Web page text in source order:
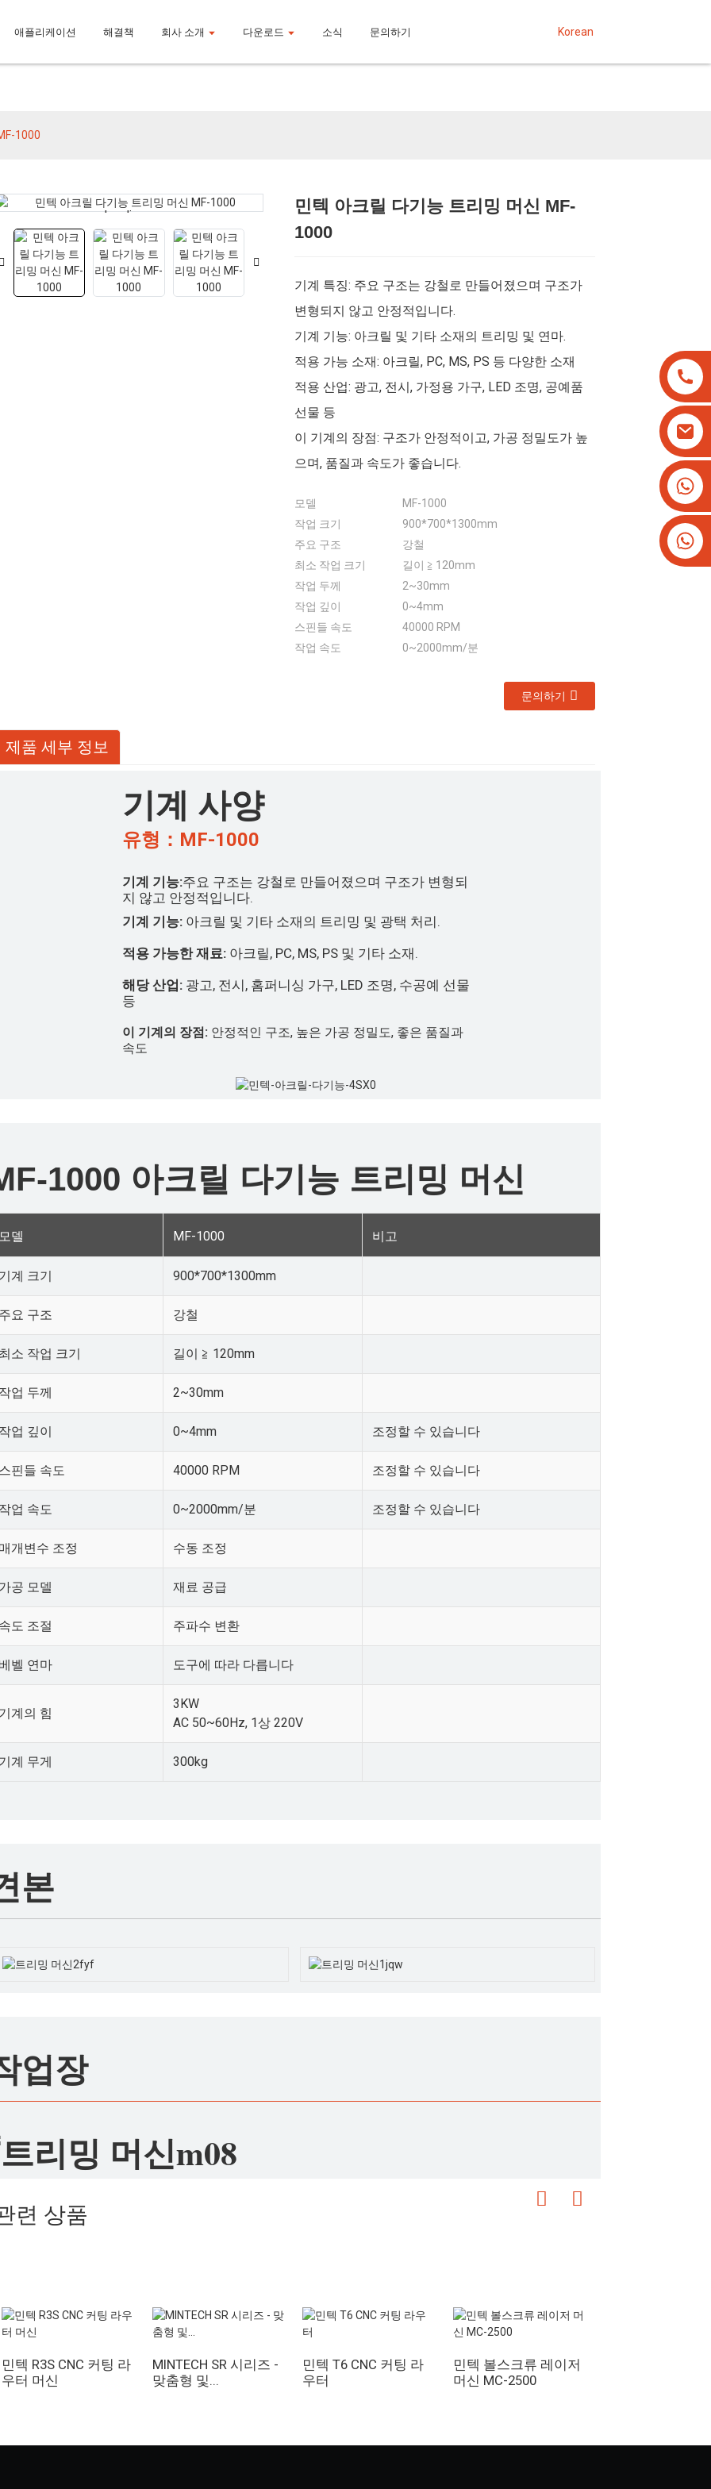
애플리케이션 해결책 회사 소개 다운로드 소식 문의하기 Korean
제품
1000
Loading...
Loading... Loading...
Loading...
민텍 아크릴 다기능 트리밍 머신 MF-
1000
기계 특징: 주요 구조는 강철로 만들어졌으며 구조가
변형되지 않고 안정적입니다.
기계 기능: 아크릴 및 기타 소재의 트리밍 및 연마.
적용 가능 소재: 아크릴, PC, MS, PS 등 다양한 소재
적용 산업: 광고, 전시, 가정용 가구, LED 조명, 공예품
선물 등
이 기계의 장점: 구조가 안정적이고, 가공 정밀도가 높
으며, 품질과 속도가 좋습니다.
모델
MF-1000
작업 크기
900*700*1300mm
주요 구조
강철
최소 작업 크기
길이 ≧ 120mm
작업 두께
2~30mm
작업 깊이
0~4mm
스핀들 속도
40000 RPM
작업 속도
0~2000mm/분
문의하기
제품 세부 정보
기계 사양
유형：MF-1000
기계 기능:주요 구조는 강철로 만들어졌으며 구조가 변형되
지 않고 안정적입니다.
기계 기능: 아크릴 및 기타 소재의 트리밍 및 광택 처리.
적용 가능한 재료: 아크릴, PC, MS, PS 및 기타 소재.
해당 산업: 광고, 전시, 홈퍼니싱 가구, LED 조명, 수공예 선물
등
이 기계의 장점: 안정적인 구조, 높은 가공 정밀도, 좋은 품질과
속도
1000 아크릴 다기능 트리밍 머신
모델 MF-1000 비고
기계 크기 900*700*1300mm
주요 구조 강철
최소 작업 크기 길이 ≧ 120mm
작업 두께 2~30mm
작업 깊이 0~4mm 조정할 수 있습니다
스핀들 속도 40000 RPM 조정할 수 있습니다
작업 속도 0~2000mm/분 조정할 수 있습니다
매개변수 조정 수동 조정
가공 모델 재료 공급
속도 조절 주파수 변환
베벨 연마 도구에 따라 다릅니다
기계의 힘
3KW
AC 50~60Hz, 1상 220V
기계 무게 300kg
본
업장
련 상품
민텍 R3S CNC 커팅 라
우터 머신
MINTECH SR 시리즈 -
맞춤형 및...
민텍 T6 CNC 커팅 라
우터
민텍 볼스크류 레이저
머신 MC-2500